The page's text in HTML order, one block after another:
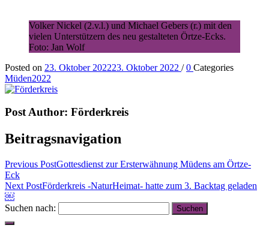
Volker Nickel (2.v.l.) und Michael Gebers (r.) mit den
vielen Unterstützern des neu gestalteten Örtze-Ecks.
Foto: Jan Wolf
Posted on 23. Oktober 202223. Oktober 2022 / 0 Categories
Müden2022
Post Author: Förderkreis
Beitragsnavigation
Previous PostGottesdienst zur Ersterwähnung Müdens am Örtze-
Eck
Next PostFörderkreis -NaturHeimat- hatte zum 3. Backtag geladen
￼
Suchen nach: